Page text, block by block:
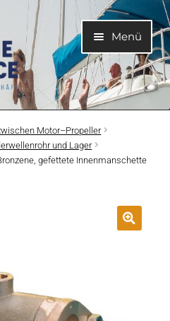
Menü
öffnen
öffnen
Motor–Propeller
und Lager
gefettete Innenmanschette